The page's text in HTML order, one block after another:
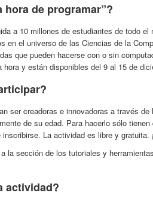
hora de programar”?
a 10 millones de estudiantes de todo el
en el universo de las Ciencias de la
que pueden hacerse con o sin
hora y están disponibles del 9 al 15 de
ser creadoras e innovadoras a través de
de su edad. Para hacerlo sólo
La actividad es libre y gratuita.
la sección de los tutoriales y
actividad?